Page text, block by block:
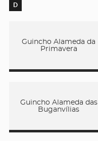
D
Guincho Alameda da
Primavera
Guincho Alameda das
Buganvílias